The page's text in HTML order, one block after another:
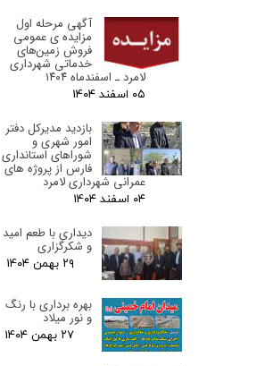
آگهی مرحله اول
مزایده ی عمومی
فروش زمین‌های
خدماتی شهرداری
لامرد ـ اسفندماه ۱۴۰۴
۰۵ اسفند ۰۴
بازدید مدیرکل دفتر
امور شهری و
شوراهای استانداری
فارس از پروژه های
عمرانی شهرداری لامرد
۰۴ اسفند ۰۴
دیداری با طعم امید
و شکرگزاری
۲۹ بهمن ۰۴
بهره برداری با رنگ
و نور میلاد
۲۷ بهمن ۰۴